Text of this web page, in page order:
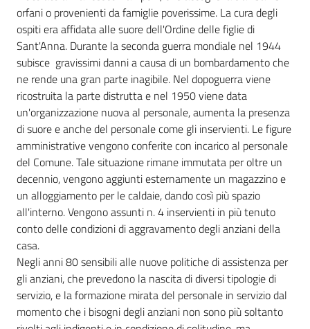
orfani o provenienti da famiglie poverissime. La cura degli
ospiti era affidata alle suore dell'Ordine delle figlie di
Sant'Anna. Durante la seconda guerra mondiale nel 1944
subisce gravissimi danni a causa di un bombardamento che
ne rende una gran parte inagibile. Nel dopoguerra viene
ricostruita la parte distrutta e nel 1950 viene data
un'organizzazione nuova al personale, aumenta la presenza
di suore e anche del personale come gli inservienti. Le figure
amministrative vengono conferite con incarico al personale
del Comune. Tale situazione rimane immutata per oltre un
decennio, vengono aggiunti esternamente un magazzino e
un alloggiamento per le caldaie, dando così più spazio
all'interno. Vengono assunti n. 4 inservienti in più tenuto
conto delle condizioni di aggravamento degli anziani della
casa.
Negli anni 80 sensibili alle nuove politiche di assistenza per
gli anziani, che prevedono la nascita di diversi tipologie di
servizio, e la formazione mirata del personale in servizio dal
momento che i bisogni degli anziani non sono più soltanto